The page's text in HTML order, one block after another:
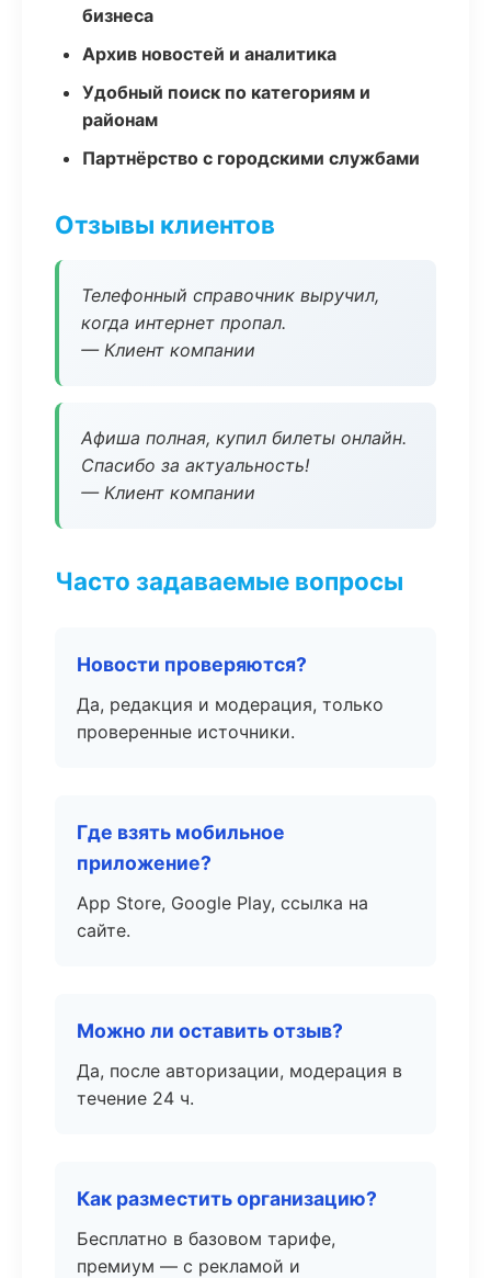
бизнеса
Архив новостей и аналитика
Удобный поиск по категориям и
районам
Партнёрство с городскими службами
Отзывы клиентов
Телефонный справочник выручил,
когда интернет пропал.
— Клиент компании
Афиша полная, купил билеты онлайн.
Спасибо за актуальность!
— Клиент компании
Часто задаваемые вопросы
Новости проверяются?
Да, редакция и модерация, только
проверенные источники.
Где взять мобильное
приложение?
App Store, Google Play, ссылка на
сайте.
Можно ли оставить отзыв?
Да, после авторизации, модерация в
течение 24 ч.
Как разместить организацию?
Бесплатно в базовом тарифе,
премиум — с рекламой и